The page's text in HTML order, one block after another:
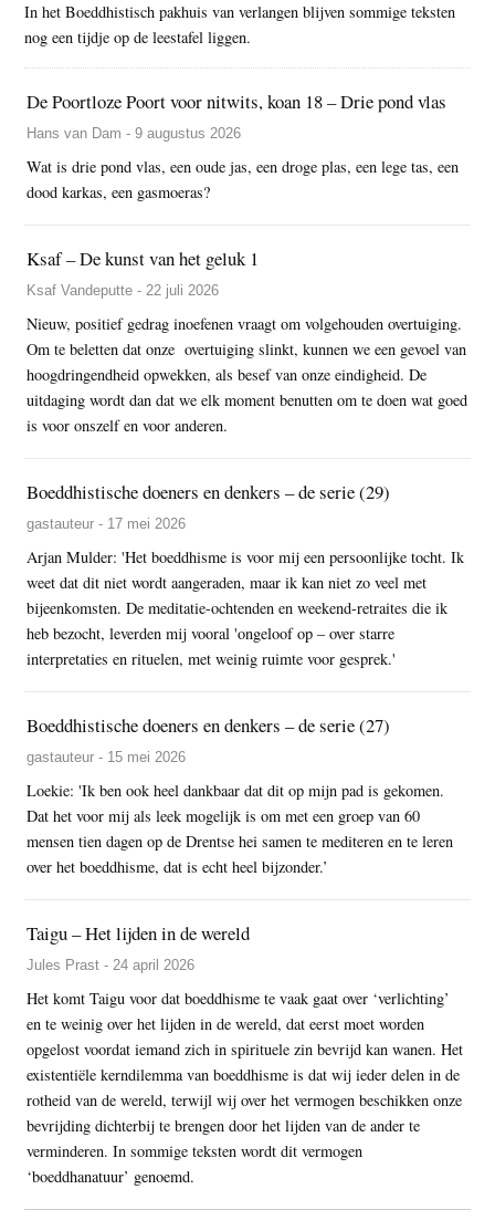
In het Boeddhistisch pakhuis van verlangen blijven sommige teksten
nog een tijdje op de leestafel liggen.
De Poortloze Poort voor nitwits, koan 18 – Drie pond vlas
Hans van Dam - 9 augustus 2026
Wat is drie pond vlas, een oude jas, een droge plas, een lege tas, een
dood karkas, een gasmoeras?
Ksaf – De kunst van het geluk 1
Ksaf Vandeputte - 22 juli 2026
Nieuw, positief gedrag inoefenen vraagt om volgehouden overtuiging.
Om te beletten dat onze overtuiging slinkt, kunnen we een gevoel van
hoogdringendheid opwekken, als besef van onze eindigheid. De
uitdaging wordt dan dat we elk moment benutten om te doen wat goed
is voor onszelf en voor anderen.
Boeddhistische doeners en denkers – de serie (29)
gastauteur - 17 mei 2026
Arjan Mulder: 'Het boeddhisme is voor mij een persoonlijke tocht. Ik
weet dat dit niet wordt aangeraden, maar ik kan niet zo veel met
bijeenkomsten. De meditatie-ochtenden en weekend-retraites die ik
heb bezocht, leverden mij vooral 'ongeloof op – over starre
interpretaties en rituelen, met weinig ruimte voor gesprek.'
Boeddhistische doeners en denkers – de serie (27)
gastauteur - 15 mei 2026
Loekie: 'Ik ben ook heel dankbaar dat dit op mijn pad is gekomen.
Dat het voor mij als leek mogelijk is om met een groep van 60
mensen tien dagen op de Drentse hei samen te mediteren en te leren
over het boeddhisme, dat is echt heel bijzonder.’
Taigu – Het lijden in de wereld
Jules Prast - 24 april 2026
Het komt Taigu voor dat boeddhisme te vaak gaat over ‘verlichting’
en te weinig over het lijden in de wereld, dat eerst moet worden
opgelost voordat iemand zich in spirituele zin bevrijd kan wanen. Het
existentiële kerndilemma van boeddhisme is dat wij ieder delen in de
rotheid van de wereld, terwijl wij over het vermogen beschikken onze
bevrijding dichterbij te brengen door het lijden van de ander te
verminderen. In sommige teksten wordt dit vermogen
‘boeddhanatuur’ genoemd.